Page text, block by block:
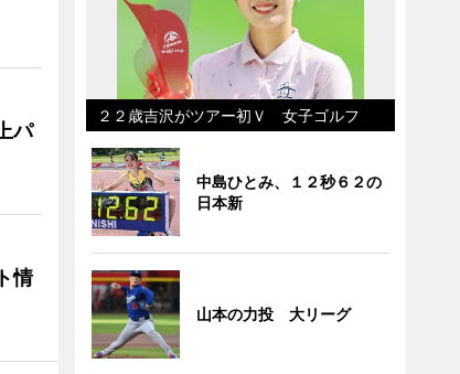
パ
情
２２歳吉沢がツアー初Ｖ 女子ゴルフ
中島ひとみ、１２秒６２の
日本新
山本の力投 大リーグ